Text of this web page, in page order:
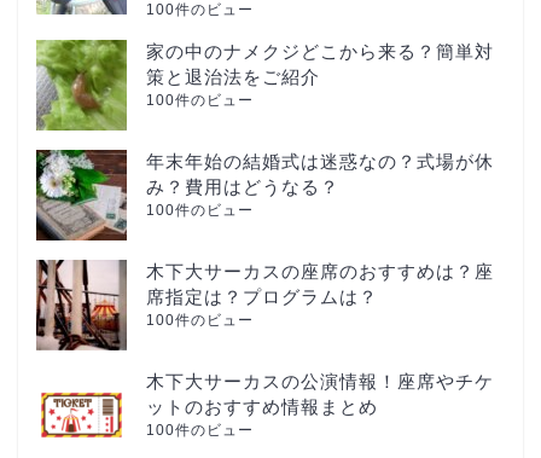
100件のビュー
家の中のナメクジどこから来る？簡単対
策と退治法をご紹介
100件のビュー
年末年始の結婚式は迷惑なの？式場が休
み？費用はどうなる？
100件のビュー
木下大サーカスの座席のおすすめは？座
席指定は？プログラムは？
100件のビュー
木下大サーカスの公演情報！座席やチケ
ットのおすすめ情報まとめ
100件のビュー